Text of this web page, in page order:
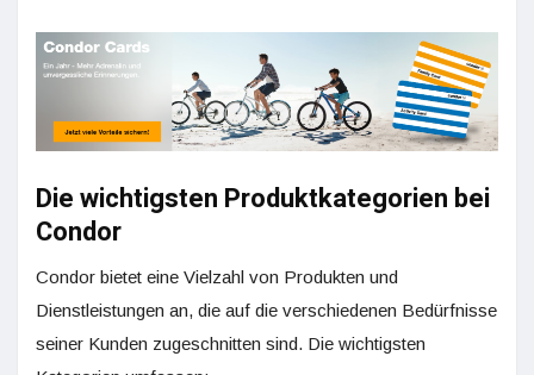
Die wichtigsten Produktkategorien bei
Condor
Condor bietet eine Vielzahl von Produkten und
Dienstleistungen an, die auf die verschiedenen Bedürfnisse
seiner Kunden zugeschnitten sind. Die wichtigsten